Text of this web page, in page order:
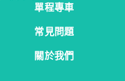
單程專車
常見問題
關於我們